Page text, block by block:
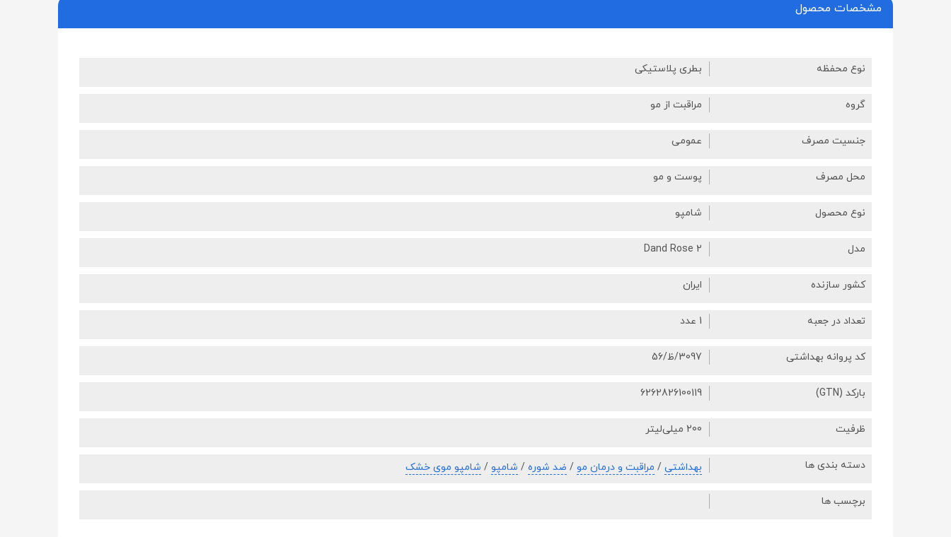
مشخصات محصول
نوع محفظه بطری پلاستیکی
گروه مراقبت از مو
جنسیت مصرف عمومی
محل مصرف پوست و مو
نوع محصول شامپو
مدل Dand Rose 2
کشور سازنده ایران
تعداد در جعبه 1 عدد
کد پروانه بهداشتی 3097/ظ/56
بارکد (GTN) 6262826100119
ظرفیت 200 میلی‌لیتر
دسته بندی ها بهداشتی / مراقبت و درمان مو / ضد شوره / شامپو / شامپو موی خشک
برچسب ها